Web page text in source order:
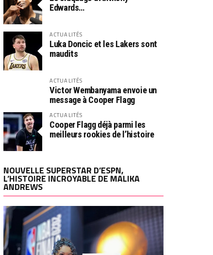
Edwards…
ACTUALITÉS
Luka Doncic et les Lakers sont
maudits
ACTUALITÉS
Victor Wembanyama envoie un
message à Cooper Flagg
ACTUALITÉS
Cooper Flagg déjà parmi les
meilleurs rookies de l’histoire
NOUVELLE SUPERSTAR D’ESPN,
L’HISTOIRE INCROYABLE DE MALIKA
ANDREWS